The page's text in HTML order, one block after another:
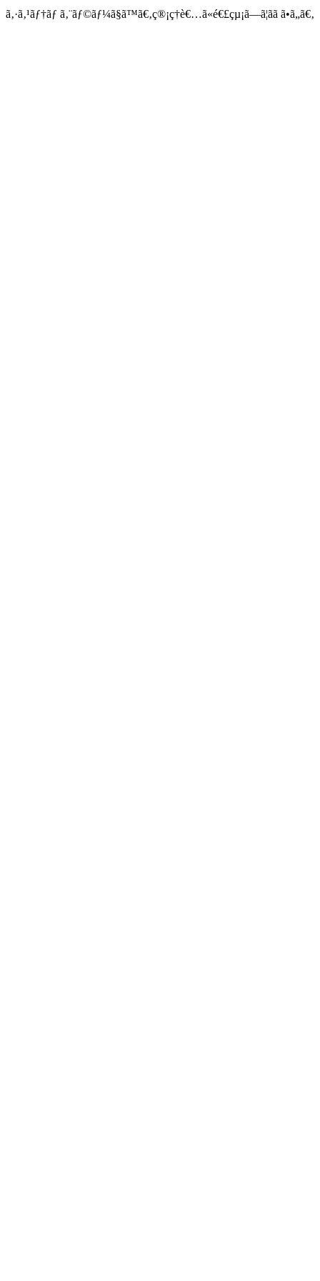
ã‚·ã‚¹ãƒ†ãƒ ã‚¨ãƒ©ãƒ¼ã§ã™ã€‚ç®¡ç†è€…ã«é€£çµ¡ã—ã¦ãã ã•ã„ã€‚